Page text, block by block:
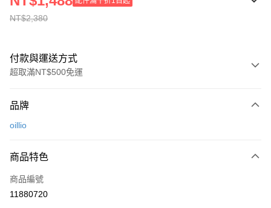
NT$2,380
付款與運送方式
超取滿NT$500免運
信用卡一次付款
3 期 0 利率 每期
合作金庫商業銀行
上海商業儲蓄銀行
合作金庫商業銀行
超商取貨付款
品牌
oillio
商品特色
商品編號
11880720